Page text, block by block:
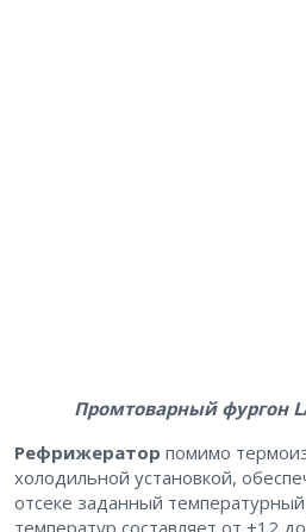
Промтоварный фургон
Рефрижератор помимо
холодильной установкой,
отсеке заданный